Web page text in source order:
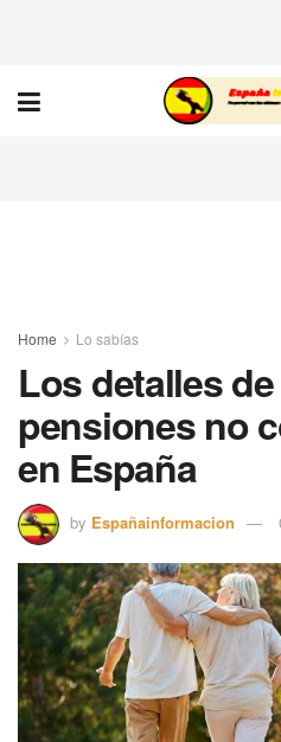
Home Lo sabías
Los detalles
pensiones no
en España
by Españainformacion